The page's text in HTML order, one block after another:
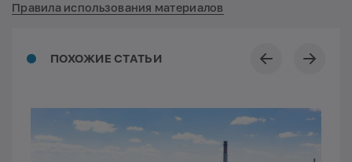
ПОХОЖИЕ СТАТЬИ
Правила использования материалов